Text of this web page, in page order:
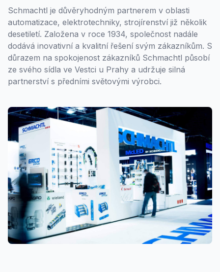
Schmachtl je důvěryhodným partnerem v oblasti
automatizace, elektrotechniky, strojírenství již několik
desetiletí. Založena v roce 1934, společnost nadále
dodává inovativní a kvalitní řešení svým zákazníkům. S
důrazem na spokojenost zákazníků Schmachtl působí
ze svého sídla ve Vestci u Prahy a udržuje silná
partnerství s předními světovými výrobci.